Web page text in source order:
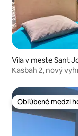
Vila v meste Sant
Kasbah 2, nový
Obľúbené medzi
Obľúbené medzi